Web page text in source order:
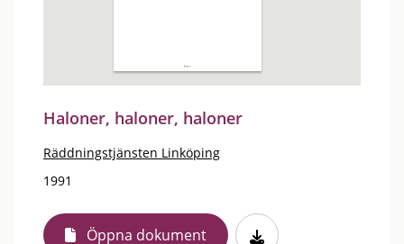
Haloner, haloner, haloner
Räddningstjänsten Linköping
1991
Öppna dokument